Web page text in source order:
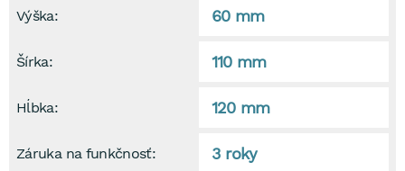
Výška: 60 mm
Šírka: 110 mm
Hĺbka: 120 mm
Záruka na funkčnosť: 3 roky